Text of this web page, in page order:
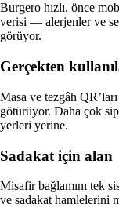
Burgero hızlı, önce
verisi — alerjenler ve
görüyor.
Gerçekten
Masa ve tezgâh
götürüyor. Daha çok
yerleri yerine.
Sadakat için alan
Misafir bağlamını tek
ve sadakat hamlelerini